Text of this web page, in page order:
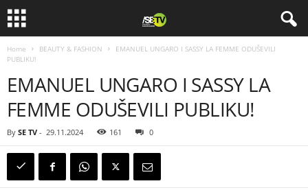
Home BEAUTY & FASHION
EMANUEL UNGARO I SASSY LA FEMME ODUŠEVILI
PUBLIKU!
EMANUEL UNGARO I SASSY LA
FEMME ODUŠEVILI PUBLIKU!
By SE TV - 29.11.2024 161 0